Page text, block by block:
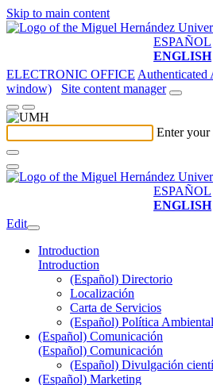
Skip to main content
ESPAÑOL
ENGLISH
ELECTRONIC OFFICE Authenticated
window)
Site content manager
Enter your
ESPAÑOL
ENGLISH
Edit
Introduction
Introduction
(Español) Directorio
Localización
Carta de Servicios
(Español) Política Ambiental
(Español) Comunicación
(Español) Comunicación
(Español) Divulgación
(Español) Marketing